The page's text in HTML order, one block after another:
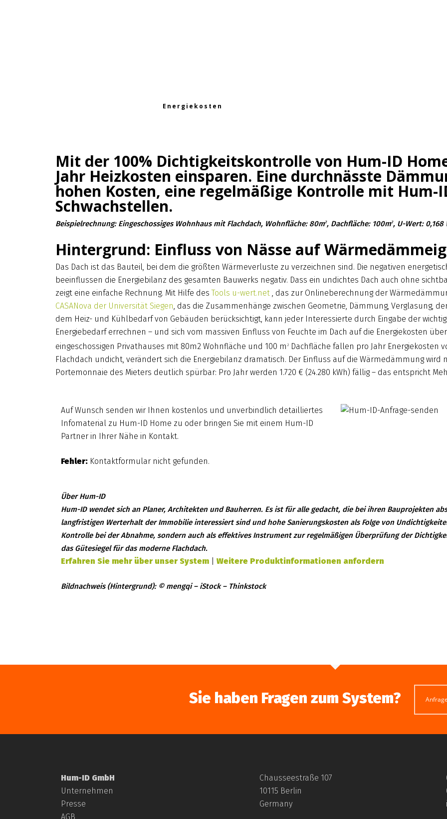
Energiekosten
Mit der 100% Dichtigkeitskontrolle von Hum-ID
Jahr Heizkosten einsparen. Eine durchnässte
hohen Kosten, eine regelmäßige Kontrolle mit
Schwachstellen.
Beispielrechnung: Eingeschossiges Wohnhaus mit Flachdach, Wohnfläche: 80m2, Dachfläche: 100m2, U-Wert: 0,168
Hintergrund: Einfluss von Nässe auf
Das Dach ist das Bauteil, bei dem die größten Wärmeverluste zu verzeichnen sind. Die negativen
beeinflussen die Energiebilanz des gesamten Bauwerks negativ. Dass ein undichtes Dach auch ohne
zeigt eine einfache Rechnung. Mit Hilfe desTools u-wert.net , das zur Onlineberechnung der
CASANova der Universität Siegen, das die Zusammenhänge zwischen Geometrie, Dämmung, Verglasung,
dem Heiz- und Kühlbedarf von Gebäuden berücksichtigt, kann jeder Interessierte durch Eingabe der
Energiebedarf errechnen – und sich vom massiven Einfluss von Feuchte im Dach auf die Energiekosten
eingeschossigen Privathauses mit 80m2 Wohnfläche und 100 m 2
Dachfläche fallen pro Jahr Energiekosten
Flachdach undicht, verändert sich die Energiebilanz dramatisch. Der Einfluss auf die Wärmedämmung
Portemonnaie des Mieters deutlich spürbar: Pro Jahr werden 1.720 € (24.280 kWh) fällig – das entspricht
Auf Wunsch senden wir Ihnen kostenlos und unverbindlich detailliertes
Infomaterial zu Hum-ID Home zu oder bringen Sie mit einem Hum-ID
Partner in Ihrer Nähe in Kontakt.
Fehler: Kontaktformular nicht gefunden.
Über Hum-ID
Hum-ID wendet sich an Planer, Architekten und Bauherren. Es ist für alle gedacht, die bei ihren Bauprojekten
langfristigen Werterhalt der Immobilie interessiert sind und hohe Sanierungskosten als Folge von
Kontrolle bei der Abnahme, sondern auch als effektives Instrument zur regelmäßigen Überprüfung der
das Gütesiegel für das moderne Flachdach.
Erfahren Sie mehr über unser System Weitere Produktinformationen anfordern
Bildnachweis (Hintergrund): © mengqi – iStock – Thinkstock
Sie haben Fragen zum System?
Hum-ID GmbH
Unternehmen
Presse
AGB
Chausseestraße 107
10115 Berlin
Germany